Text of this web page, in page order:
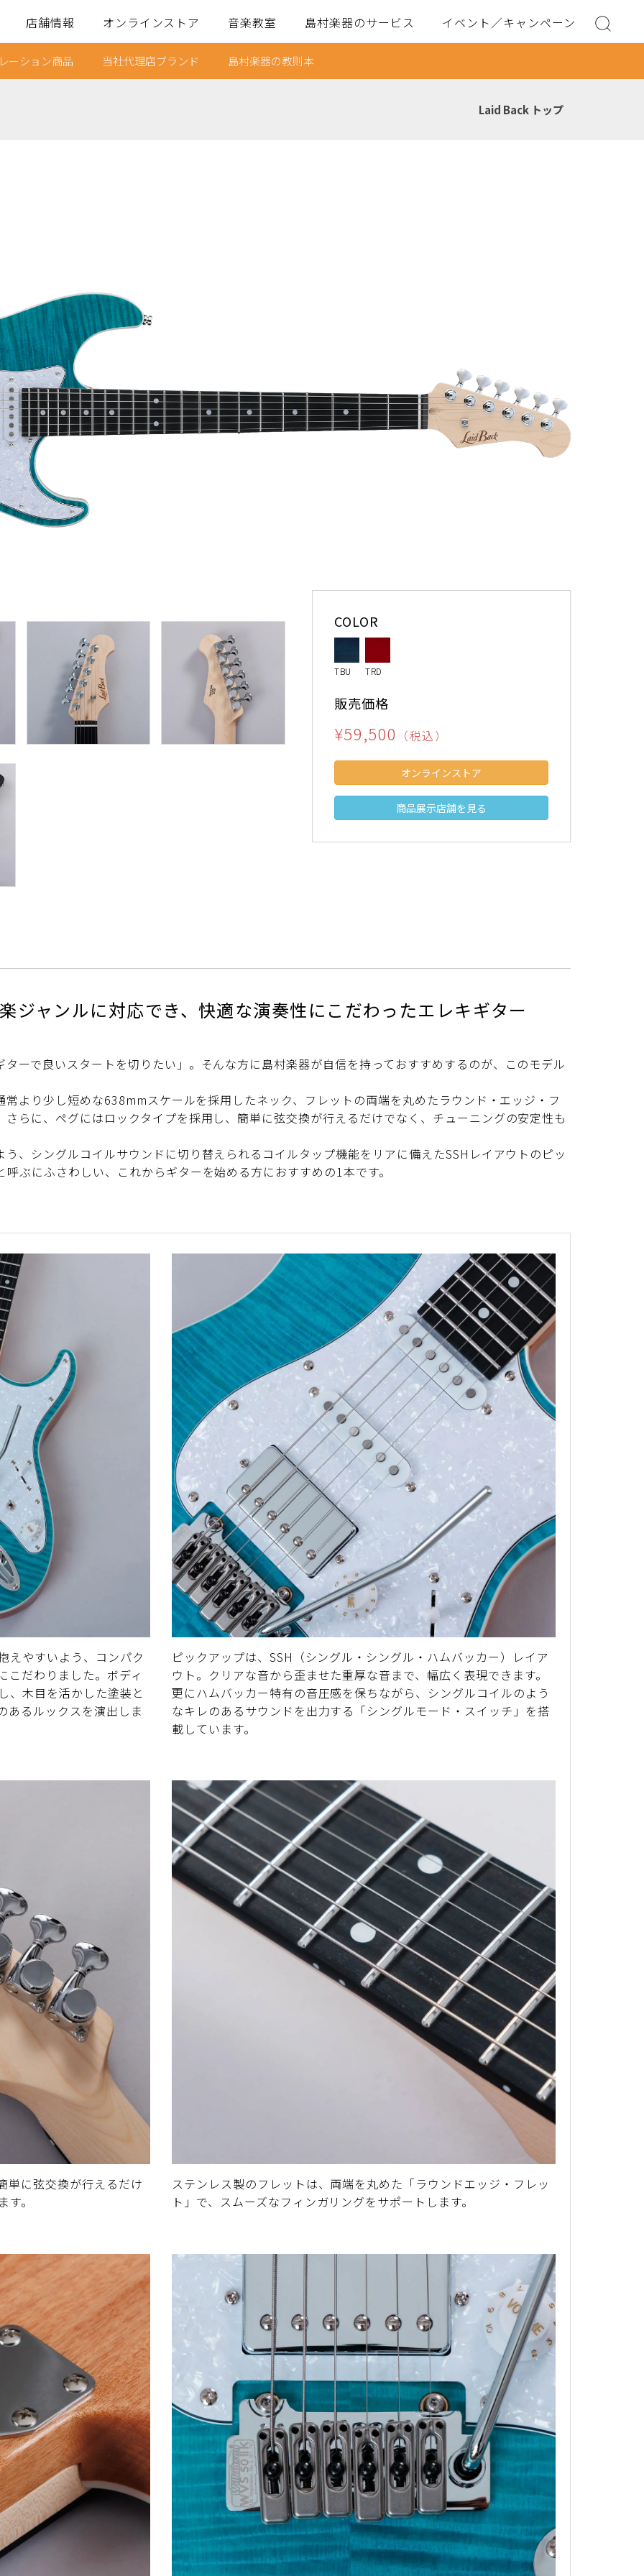
店舗情報 オンラインストア 音楽教室 島村楽器のサービス イベント／キャンペーン
ーション商品 当社代理店ブランド 島村楽器の教則本
Laid Back トップ
COLOR
TBU TRD
販売価格
¥59,500 （税込）
オンラインストア
商品展示店舗を見る
ジャンルに対応でき、快適な演奏性にこだわったエレキギター
ーで良いスタートを切りたい」。そんな方に島村楽器が自信を持っておすすめするのが、このモデル
より少し短めな638mmスケールを採用したネック、フレットの両端を丸めたラウンド・エッジ・フ
らに、ペグにはロックタイプを採用し、簡単に弦交換が行えるだけでなく、チューニングの安定性も
、シングルコイルサウンドに切り替えられるコイルタップ機能をリアに備えたSSHレイアウトのピッ
ぶにふさわしい、これからギターを始める方におすすめの1本です。
えやすいよう、コンパク
こだわりました。ボディ
、木目を活かした塗装と
あるルックスを演出しま
ピックアップは、SSH（シングル・シングル・ハムバッカー）レイア
ウト。クリアな音から歪ませた重厚な音まで、幅広く表現できます。
更にハムバッカー特有の音圧感を保ちながら、シングルコイルのよう
なキレのあるサウンドを出力する「シングルモード・スイッチ」を搭
載しています。
単に弦交換が行えるだけ
。
ステンレス製のフレットは、両端を丸めた「ラウンドエッジ・フレッ
ト」で、スムーズなフィンガリングをサポートします。